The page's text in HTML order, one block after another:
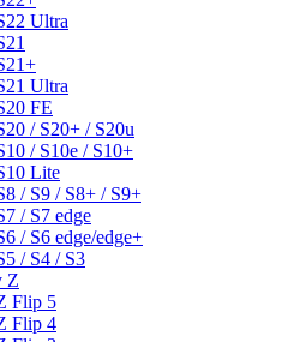
Ultra
Ultra
FE
/ S20+ / S20u
/ S10e / S10+
Lite
/ S9 / S8+ / S9+
/ S7 edge
/ S6 edge/edge+
/ S4 / S3
Z
Flip 5
Flip 4